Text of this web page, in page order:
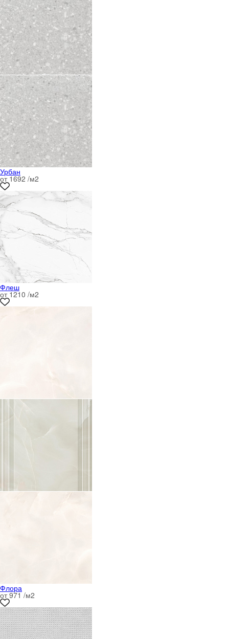
Урбан
от 1692 /м2
Флеш
от 1210 /м2
Флора
от 971 /м2